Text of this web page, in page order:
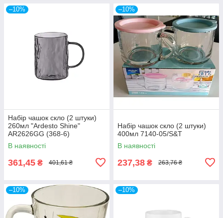
–10%
Набір чашок скло (2 штуки)
260мл "Ardesto Shine"
AR2626GG (368-6)
В наявності
361,45 ₴ 401,61 ₴
–10%
Набір чашок скло (2 штуки)
400мл 7140-05/S&T
В наявності
237,38 ₴ 263,76 ₴
–10% –10%